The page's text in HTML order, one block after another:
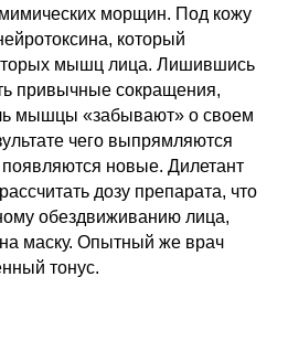
морщин. Под кожу
который
мышц лица. Лишившись
привычные сокращения,
мышцы «забывают» о своем
чего выпрямляются
новые. Дилетант
дозу препарата, что
обездвиживанию лица,
маску. Опытный же врач
тонус.